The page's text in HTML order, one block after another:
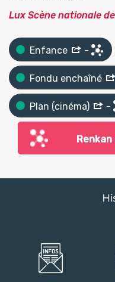
Lux Scène nationale
Enfance -
Fondu enchaîné
Plan (cinéma) -